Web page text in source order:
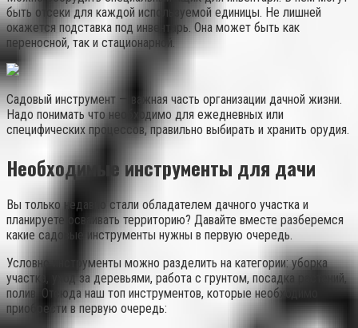
быть отсеки для каждой используемой единицы. Не лишней
окажется подставка под инвентарь. Она может быть как
переносной, так и стационарной.
Садовый инструмент — важная часть организации дачной жизни.
Надо понимать что необходимо для ежедневных или
специфических процессов, правильно выбирать и хранить орудия.
Необходимые инструменты для дачи
Вы только недавно стали обладателем дачного участка и
планируете осваивать территорию? Давайте вместе разберемся
какие садовые инструменты нужны в первую очередь.
Условно инструменты можно разделить на категории: уборка
участка, уход за деревьями, работа с грунтом, посадка растений,
полив. Отсюда наш топ инструментов, которые необходимо
приобрести в первую очередь: